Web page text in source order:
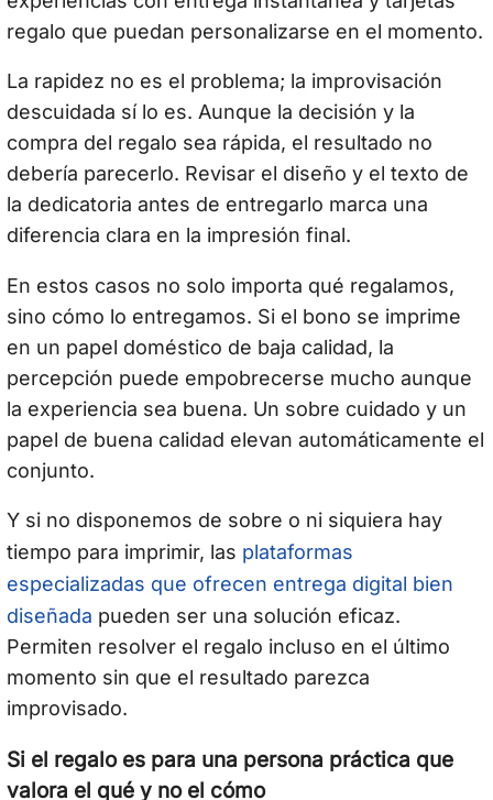
regalo que puedan personalizarse en el momento.
La rapidez no es el problema; la improvisación
descuidada sí lo es. Aunque la decisión y la
compra del regalo sea rápida, el resultado no
debería parecerlo. Revisar el diseño y el texto de
la dedicatoria antes de entregarlo marca una
diferencia clara en la impresión final.
En estos casos no solo importa qué regalamos,
sino cómo lo entregamos. Si el bono se imprime
en un papel doméstico de baja calidad, la
percepción puede empobrecerse mucho aunque
la experiencia sea buena. Un sobre cuidado y un
papel de buena calidad elevan automáticamente el
conjunto.
Y si no disponemos de sobre o ni siquiera hay
tiempo para imprimir, las plataformas
especializadas que ofrecen entrega digital bien
diseñada pueden ser una solución eficaz.
Permiten resolver el regalo incluso en el último
momento sin que el resultado parezca
improvisado.
Si el regalo es para una persona práctica que
valora el qué y no el cómo